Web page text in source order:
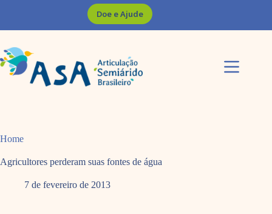
Doe e Ajude
Home
Agricultores perderam suas fontes de água
7 de fevereiro de 2013